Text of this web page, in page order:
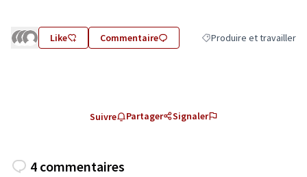
Like Commentaire Filtrer les résultats de la
Produire et travailler
Suivre Partager Signaler
4 commentaires